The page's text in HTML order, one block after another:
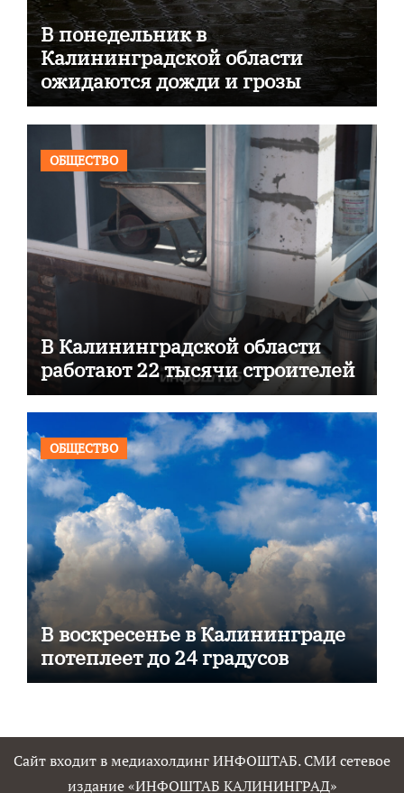
В понедельник в
Калининградской области
ожидаются дожди и грозы
ОБЩЕСТВО
В Калининградской области
работают 22 тысячи строителей
ОБЩЕСТВО
В воскресенье в Калининграде
потеплеет до 24 градусов
Сайт входит в медиахолдинг ИНФОШТАБ. СМИ сетевое
издание «ИНФОШТАБ КАЛИНИНГРАД»